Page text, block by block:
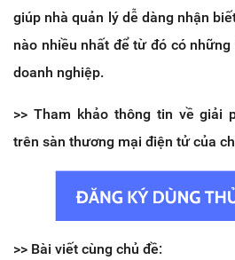
giúp nhà quản lý dễ dàng nhận
nào nhiều nhất để từ đó có
doanh nghiệp.
>> Tham khảo thông tin về giải
trên sàn thương mại điện tử của
>> Bài viết cùng chủ đề: